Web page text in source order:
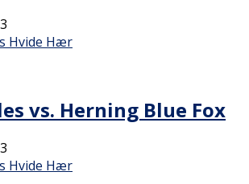
Hvide Hær
vs. Herning Blue Fox
Hvide Hær